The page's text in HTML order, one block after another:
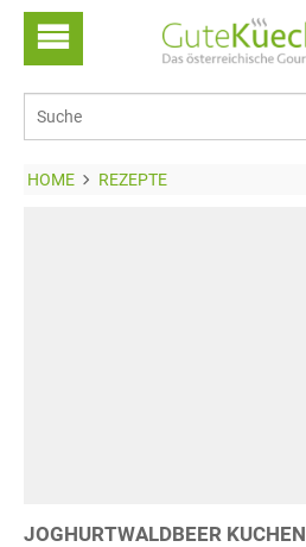
HOME REZEPTE
JOGHURTWALDBEER KUCHEN